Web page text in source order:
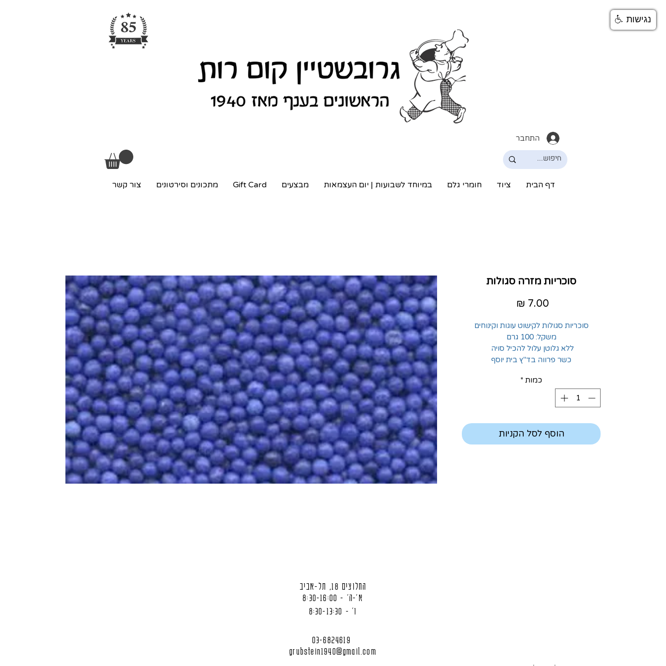
התחבר
דף הבית ציוד חומרי גלם במיוחד לשבועות | יום העצמאות מבצעים Gift Card מתכונים וסירטונים צור קשר
סוכריות מזרה סגולות
סוכריות סגולות לקישוט עוגות וקינוחים
משקל: 100 גרם
ללא גלוטן עלול להכיל סויה
כשר פרווה בד"ץ בית יוסף
כמות *
הוסף לסל הקניות
החלוצים 18, תל-אביב
א'-ה' - 8:30-16:00
ו' - 8:30-13:30
03-6824619
grubstein1940@gmail.com
נגישות